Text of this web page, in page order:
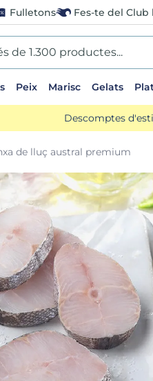
Fulletons Fes-te del Club
1.300 productes...
Peix Marisc Gelats
Descomptes
de lluç austral premium